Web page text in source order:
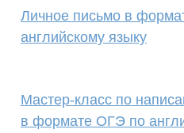
Личное письмо в
английскому языку
Мастер-класс по
в формате ОГЭ по